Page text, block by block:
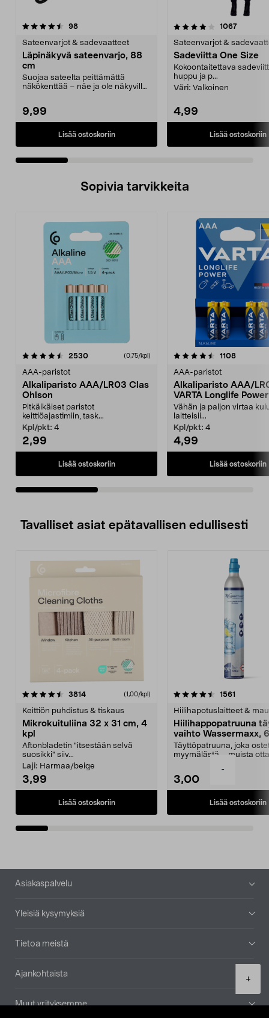
-
+
98arvostelut
Sateenvarjot & sadevaatteet
Läpinäkyvä sateenvarjo, 88
cm
Suojaa sateelta peittämättä
näkökenttää – näe ja ole näkyvillä
9,99
Lisää ostoskoriin
4.0 viidestä
1067
Sateenvarjot &
Sadeviitta One Size
Kokoontaitettava
huppu ja p...
Väri: Valkoinen
4,99
Lisää ostoskoriin
4.0 viidestä
Sopivia tarvikkeita
2530arvostelut (0,75/kpl)
AAA-paristot
Alkaliparisto AAA/LR03 Clas
Ohlson
Pitkäikäiset paristot
keittiöajastimiin, task...
Kpl/pkt: 4
2,99
Lisää ostoskoriin
4.5viidestä
1108
AAA-paristot
Alkaliparisto AAA/
VARTA Longlife Power
Vähän ja paljon virtaa
laitteisii...
Kpl/pkt: 4
4,99
Lisää ostoskoriin
4.5viidestä
Tavalliset asiat epätavallisen edullisesti
3814arvostelut (1,00/kpl)
Keittiön puhdistus & tiskaus
Mikrokuituliina 32 x 31 cm, 4
kpl
Aftonbladetin "itsestään selvä
suosikki" siiv...
Laji: Harmaa/beige
3,99
Lisää ostoskoriin
4.5viidestä
1561
Hiilihapotuslaitteet &
Hiilihappopatruuna
vaihto Wassermaxx,
Täyttöpatruuna, joka
myymälästä – muista
3,00
Lisää ostoskoriin
4.5viidestä
Alatunniste
Asiakaspalvelu
Yleisiä kysymyksiä
Tietoa meistä
Ajankohtaista
Muut yrityksemme